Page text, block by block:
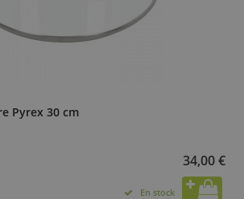
Pyrex 30 cm
34,00 €
En stock